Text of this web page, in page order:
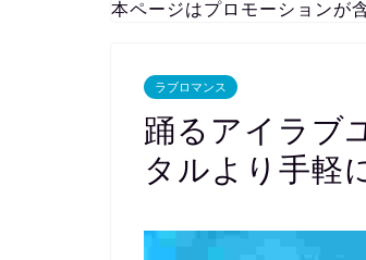
本ページはプロモーションが
ラブロマンス
踊るアイラブ
タルより手軽